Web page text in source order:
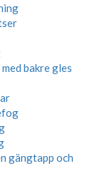
bakre gles
gängtapp och